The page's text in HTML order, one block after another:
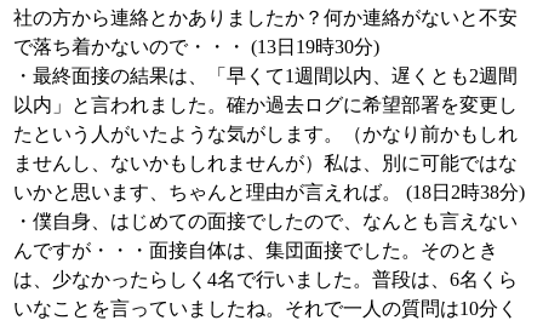
社の方から連絡とかありましたか？何か連絡がないと不安
で落ち着かないので・・・ (13日19時30分)
・最終面接の結果は、「早くて1週間以内、遅くとも2週間
以内」と言われました。確か過去ログに希望部署を変更し
たという人がいたような気がします。（かなり前かもしれ
ませんし、ないかもしれませんが）私は、別に可能ではな
いかと思います、ちゃんと理由が言えれば。 (18日2時38分)
・僕自身、はじめての面接でしたので、なんとも言えない
んですが・・・面接自体は、集団面接でした。そのとき
は、少なかったらしく4名で行いました。普段は、6名くら
いなことを言っていましたね。それで一人の質問は10分く